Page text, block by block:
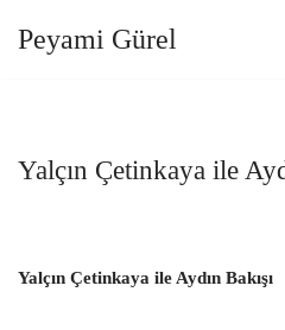
Peyami Gürel
Yalçın Çetinkaya ile
Yalçın Çetinkaya ile Aydın Bakışı